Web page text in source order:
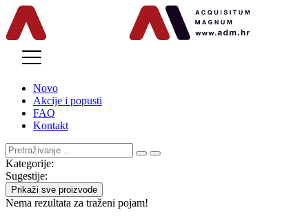
Novo
Akcije i popusti
FAQ
Kontakt
Kategorije:
Sugestije:
Prikaži sve proizvode
Nema rezultata za traženi pojam!